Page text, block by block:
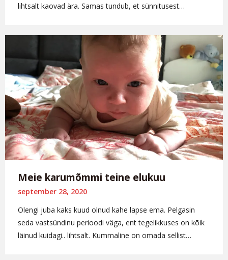
lihtsalt kaovad ära. Samas tundub, et sünnitusest…
Meie karumõmmi teine elukuu
september 28, 2020
Olengi juba kaks kuud olnud kahe lapse ema. Pelgasin
seda vastsündinu perioodi väga, ent tegelikkuses on kõik
läinud kuidagi.. lihtsalt. Kummaline on omada sellist…